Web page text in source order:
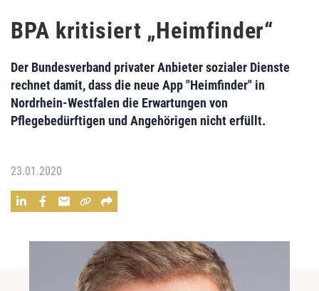
BPA kritisiert „Heimfinder“
Der Bundesverband privater Anbieter sozialer Dienste
rechnet damit, dass die neue App "Heimfinder" in
Nordrhein-Westfalen die Erwartungen von
Pflegebedürftigen und Angehörigen nicht erfüllt.
23.01.2020